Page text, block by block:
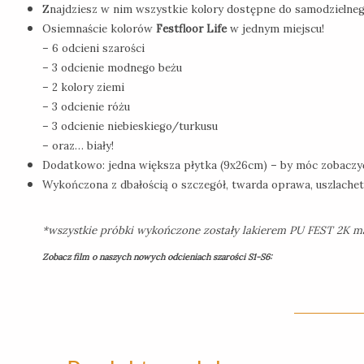
Znajdziesz w nim wszystkie kolory dostępne do
Osiemnaście kolorów Festfloor Lifew jednym miejscu!
– 6 odcieni szarości
– 3 odcienie modnego beżu
– 2 kolory ziemi
– 3 odcienie różu
– 3 odcienie niebieskiego/turkusu
– oraz… biały!
Dodatkowo: jedna większa płytka (9x26cm) – by móc
Wykończona z dbałością o szczegół, twarda oprawa,
*wszystkie próbki wykończone zostały lakierem PU FEST 2K
Zobacz film o naszych nowych odcieniach szarości S1-S6: